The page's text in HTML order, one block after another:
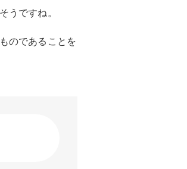
うですね。
のであることを